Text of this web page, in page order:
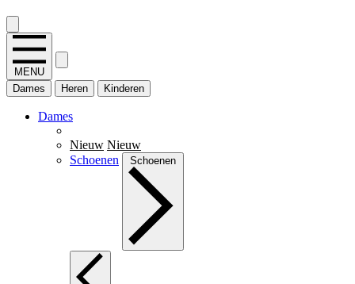
MENU
Dames
Heren Kinderen
Dames
Nieuw Nieuw
Schoenen
Schoenen